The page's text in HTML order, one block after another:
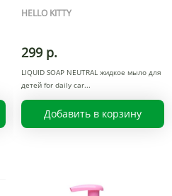
HELLO KITTY
299 р.
LIQUID SOAP NEUTRAL жидкое мыло для
детей for daily car
Добавить в корзину